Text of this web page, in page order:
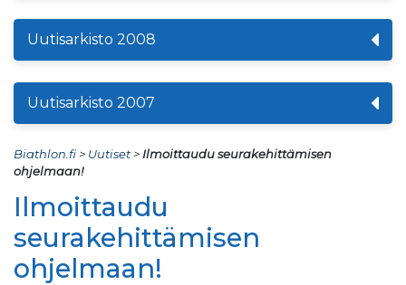
Uutisarkisto 2008
Uutisarkisto 2007
Biathlon.fi> Uutiset> Ilmoittaudu seurakehittämisen
ohjelmaan!
Ilmoittaudu
seurakehittämisen
ohjelmaan!